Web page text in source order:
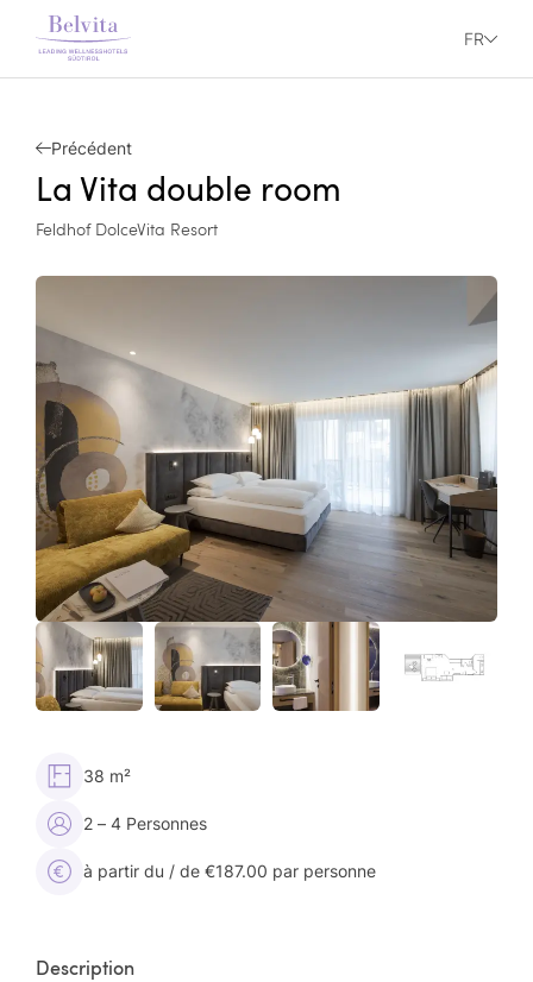
FR
Précédent
La Vita double room
Feldhof DolceVita Resort
38 m²
2 – 4 Personnes
à partir du / de €187.00 par personne
Description